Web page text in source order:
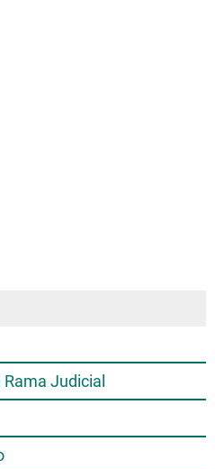
Judicial